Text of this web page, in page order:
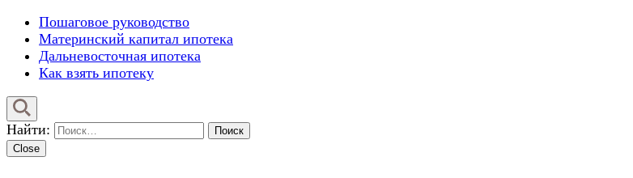
Пошаговое руководство
Материнский капитал ипотека
Дальневосточная ипотека
Как взять ипотеку
Найти:
Close